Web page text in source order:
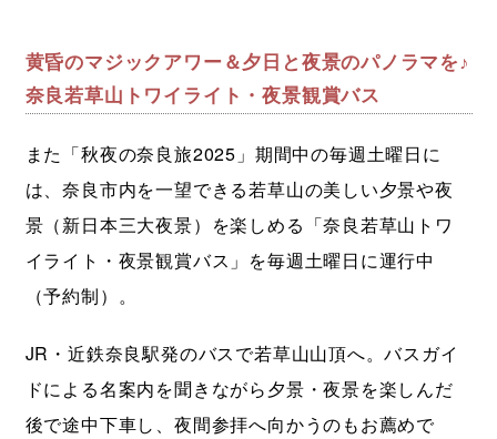
黄昏のマジックアワー＆夕日と夜景のパノラマを♪
奈良若草山トワイライト・夜景観賞バス
また「秋夜の奈良旅2025」期間中の毎週土曜日に
は、奈良市内を一望できる若草山の美しい夕景や夜
景（新日本三大夜景）を楽しめる「奈良若草山トワ
イライト・夜景観賞バス」を毎週土曜日に運行中
（予約制）。
JR・近鉄奈良駅発のバスで若草山山頂へ。バスガイ
ドによる名案内を聞きながら夕景・夜景を楽しんだ
後で途中下車し、夜間参拝へ向かうのもお薦めで